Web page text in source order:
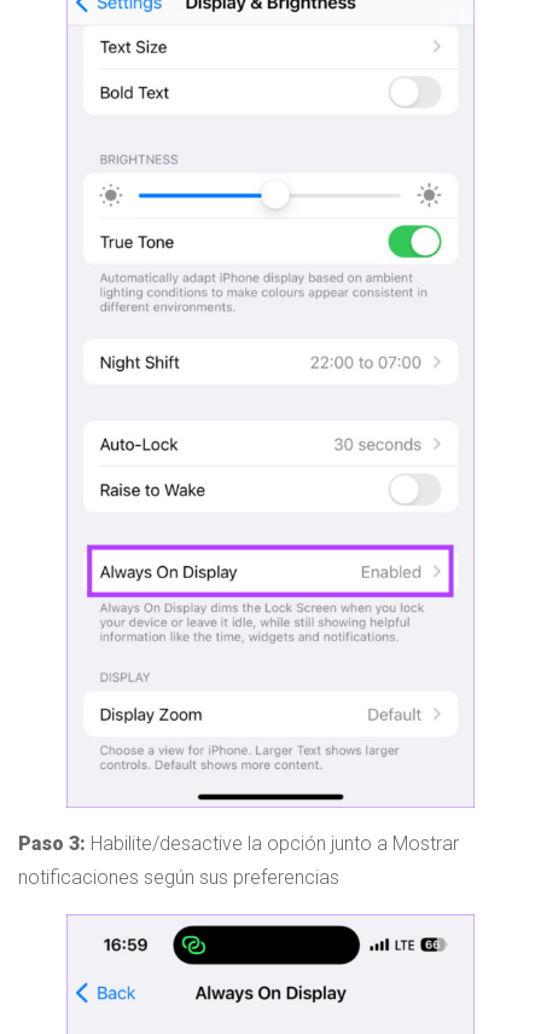
Paso 3: Habilite/desactive la opción junto a Mostrar
notificaciones según sus preferencias